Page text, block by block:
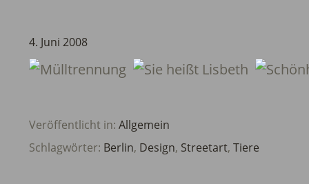
4. Juni 2008
Veröffentlicht in: Allgemein
Schlagwörter: Berlin, Design, Streetart, Tiere